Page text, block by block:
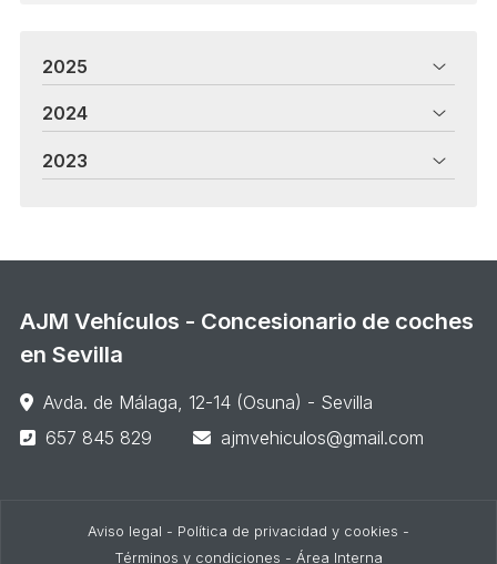
2025
2024
2023
AJM Vehículos - Concesionario de coches
en Sevilla
Avda. de Málaga, 12-14 (Osuna) - Sevilla
657 845 829
ajmvehiculos@gmail.com
Aviso legal - Política de privacidad y cookies -
Términos y condiciones - Área Interna